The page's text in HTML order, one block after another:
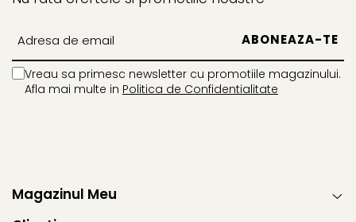
Vreau sa primesc newsletter cu promotiile magazinului.
Afla mai multe in Politica de Confidentialitate
Magazinul Meu